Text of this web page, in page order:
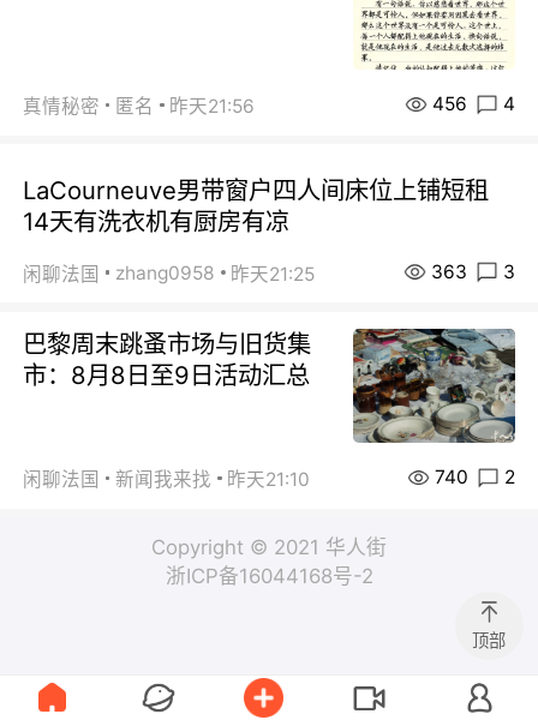
真情秘密 匿名 昨天21:56 456 4
LaCourneuve男带窗户四人间床位上铺短租
14天有洗衣机有厨房有凉
闲聊法国 zhang0958 昨天21:25 363 3
巴黎周末跳蚤市场与旧货集
市：8月8日至9日活动汇总
闲聊法国 新闻我来找 昨天21:10 740 2
Copyright © 2021 华人街
浙ICP备16044168号-2
顶部